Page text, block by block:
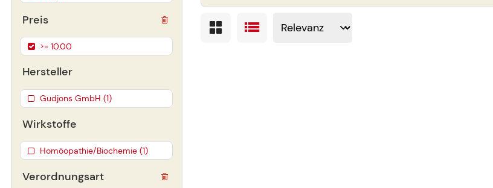
Preis
>= 10.00
Hersteller
Gudjons GmbH (1)
Wirkstoffe
Homöopathie/Biochemie (1)
Verordnungsart